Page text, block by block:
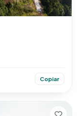
Copiar